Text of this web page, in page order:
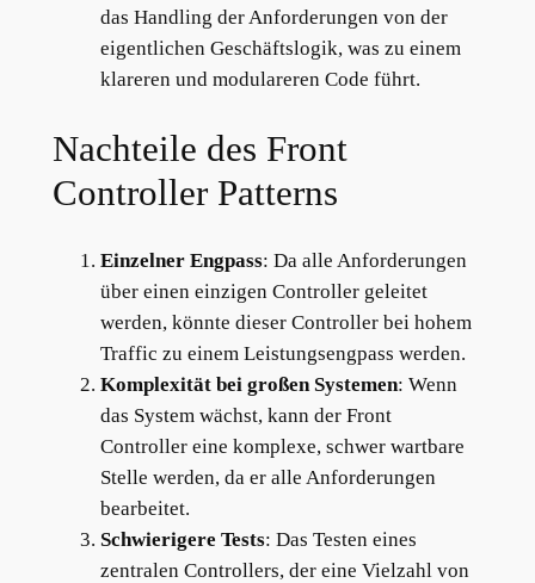
das Handling der Anforderungen von der
eigentlichen Geschäftslogik, was zu einem
klareren und modulareren Code führt.
Nachteile des Front
Controller Patterns
Einzelner Engpass: Da alle Anforderungen
über einen einzigen Controller geleitet
werden, könnte dieser Controller bei hohem
Traffic zu einem Leistungsengpass werden.
Komplexität bei großen Systemen: Wenn
das System wächst, kann der Front
Controller eine komplexe, schwer wartbare
Stelle werden, da er alle Anforderungen
bearbeitet.
Schwierigere Tests: Das Testen eines
zentralen Controllers, der eine Vielzahl von